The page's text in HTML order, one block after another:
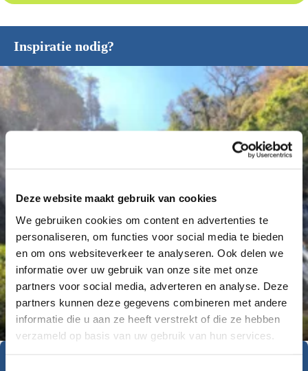
Deze website maakt gebruik van cookies
We gebruiken cookies om content en advertenties te
personaliseren, om functies voor social media te bieden
en om ons websiteverkeer te analyseren. Ook delen we
informatie over uw gebruik van onze site met onze
partners voor social media, adverteren en analyse. Deze
partners kunnen deze gegevens combineren met andere
informatie die u aan ze heeft verstrekt of die ze hebben
verzameld op basis van uw gebruik van hun services.
Inspiratie nodig?
Déanne Wetzels